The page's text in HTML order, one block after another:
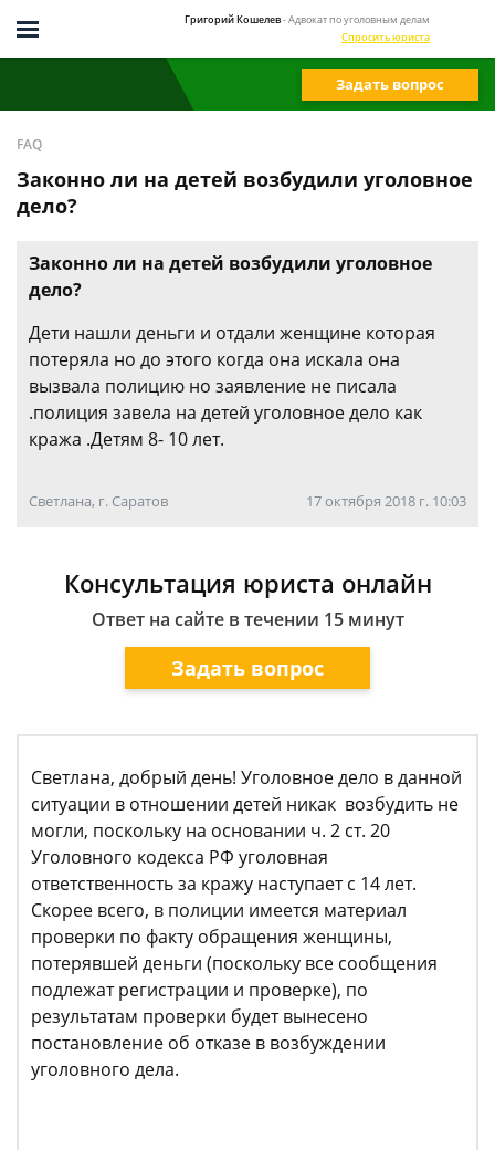
Григорий Кошелев- Адвокат по уголовным делам
Спросить юриста
Задать вопрос
FAQ
Законно ли на детей возбудили уголовное
дело?
Законно ли на детей возбудили уголовное
дело?
Дети нашли деньги и отдали женщине которая
потеряла но до этого когда она искала она
вызвала полицию но заявление не писала
.полиция завела на детей уголовное дело как
кража .Детям 8- 10 лет.
Светлана, г. Саратов 17 октября 2018 г. 10:03
Консультация юриста онлайн
Ответ на сайте в течении 15 минут
Задать вопрос
Светлана, добрый день! Уголовное дело в данной
ситуации в отношении детей никак возбудить не
могли, поскольку на основании ч. 2 ст. 20
Уголовного кодекса РФ уголовная
ответственность за кражу наступает с 14 лет.
Скорее всего, в полиции имеется материал
проверки по факту обращения женщины,
потерявшей деньги (поскольку все сообщения
подлежат регистрации и проверке), по
результатам проверки будет вынесено
постановление об отказе в возбуждении
уголовного дела.